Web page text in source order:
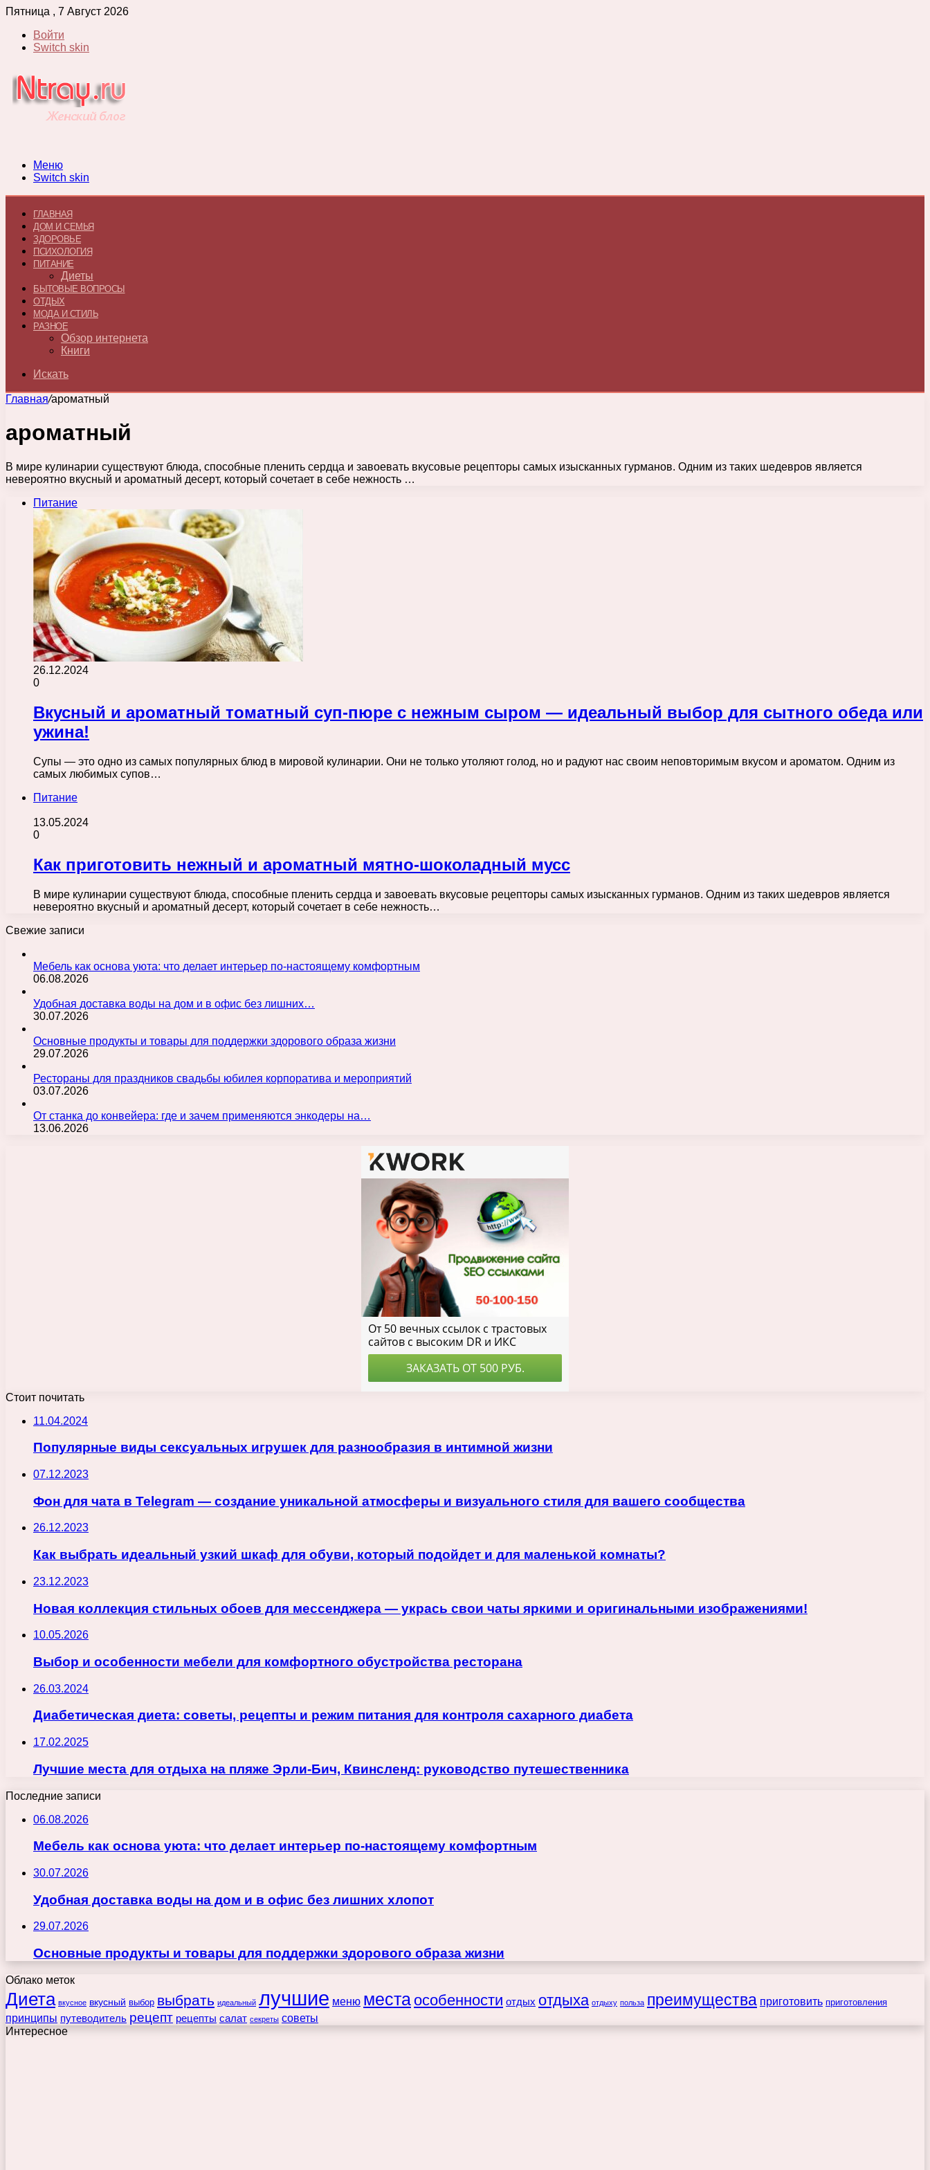
Пятница , 7 Август 2026
Войти
Switch skin
Меню
Switch skin
ГЛАВНАЯ
ДОМ И СЕМЬЯ
ЗДОРОВЬЕ
ПСИХОЛОГИЯ
ПИТАНИЕ
Диеты
БЫТОВЫЕ ВОПРОСЫ
ОТДЫХ
МОДА И СТИЛЬ
РАЗНОЕ
Обзор интернета
Книги
Искать
Главная/ароматный
ароматный
В мире кулинарии существуют блюда, способные пленить сердца и завоевать вкусовые рецепторы самых изысканных гурманов. Одним из таких шедевров является
невероятно вкусный и ароматный десерт, который сочетает в себе нежность …
Питание
26.12.2024
0
Вкусный и ароматный томатный суп-пюре с нежным сыром — идеальный выбор для сытного обеда или
ужина!
Супы — это одно из самых популярных блюд в мировой кулинарии. Они не только утоляют голод, но и радуют нас своим неповторимым вкусом и ароматом. Одним из
самых любимых супов…
Питание
13.05.2024
0
Как приготовить нежный и ароматный мятно-шоколадный мусс
В мире кулинарии существуют блюда, способные пленить сердца и завоевать вкусовые рецепторы самых изысканных гурманов. Одним из таких шедевров является
невероятно вкусный и ароматный десерт, который сочетает в себе нежность…
Свежие записи
Мебель как основа уюта: что делает интерьер по-настоящему комфортным
06.08.2026
Удобная доставка воды на дом и в офис без лишних…
30.07.2026
Основные продукты и товары для поддержки здорового образа жизни
29.07.2026
Рестораны для праздников свадьбы юбилея корпоратива и мероприятий
03.07.2026
От станка до конвейера: где и зачем применяются энкодеры на…
13.06.2026
Стоит почитать
11.04.2024
Популярные виды сексуальных игрушек для разнообразия в интимной жизни
07.12.2023
Фон для чата в Telegram — создание уникальной атмосферы и визуального стиля для вашего сообщества
26.12.2023
Как выбрать идеальный узкий шкаф для обуви, который подойдет и для маленькой комнаты?
23.12.2023
Новая коллекция стильных обоев для мессенджера — укрась свои чаты яркими и оригинальными изображениями!
10.05.2026
Выбор и особенности мебели для комфортного обустройства ресторана
26.03.2024
Диабетическая диета: советы, рецепты и режим питания для контроля сахарного диабета
17.02.2025
Лучшие места для отдыха на пляже Эрли-Бич, Квинсленд: руководство путешественника
Последние записи
06.08.2026
Мебель как основа уюта: что делает интерьер по-настоящему комфортным
30.07.2026
Удобная доставка воды на дом и в офис без лишних хлопот
29.07.2026
Основные продукты и товары для поддержки здорового образа жизни
Облако меток
Диета вкусное вкусный выбор выбрать идеальный лучшие меню места особенности отдых отдыха отдыху польза преимущества приготовить приготовления
принципы путеводитель рецепт рецепты салат секреты советы
Интересное